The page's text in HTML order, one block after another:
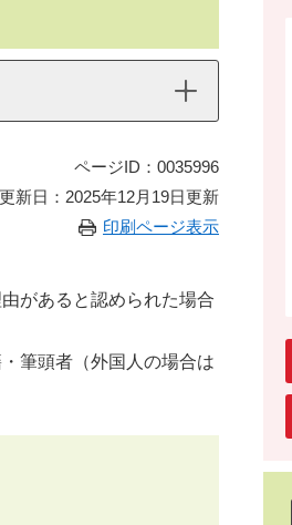
ページID：0035996
更新日：2025年12月19日更新
印刷ページ表示
があると認められた場合
筆頭者（外国人の場合は